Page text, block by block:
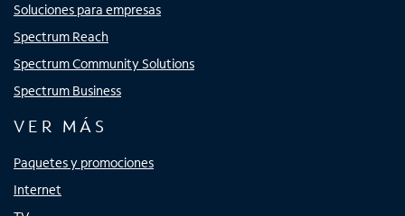
Soluciones para empresas
Spectrum Reach
Spectrum Community Solutions
Spectrum Business
VER MÁS
Paquetes y promociones
Internet